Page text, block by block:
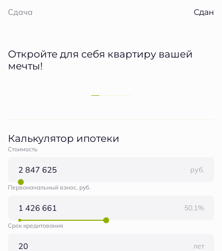
Сдача Сдан
Откройте для себя квартиру вашей
мечты!
Калькулятор ипотеки
Стоимость
руб.
Первоначальный взнос, руб.
50.1%
Срок кредитования
лет